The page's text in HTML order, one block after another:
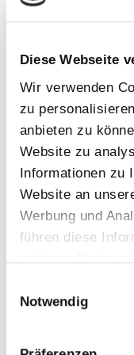
Diese Webseite
Wir verwenden
zu
anbieten zu
Website zu
Informationen zu
Website an
Werbung und
führen diese
weiteren Daten
Nutzung der
Notwendig
Februar 2025
Dezember 2024
Februar 2024
Januar 2024
November 2023
September 2023
Juli 2023
Juni 2023
April 2023